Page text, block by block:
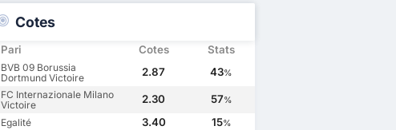
Cotes
Pari Cotes Stats
BVB 09 Borussia
Dortmund Victoire
2.87 43%
FC Internazionale Milano
Victoire
2.30 57%
Egalité 3.40 15%